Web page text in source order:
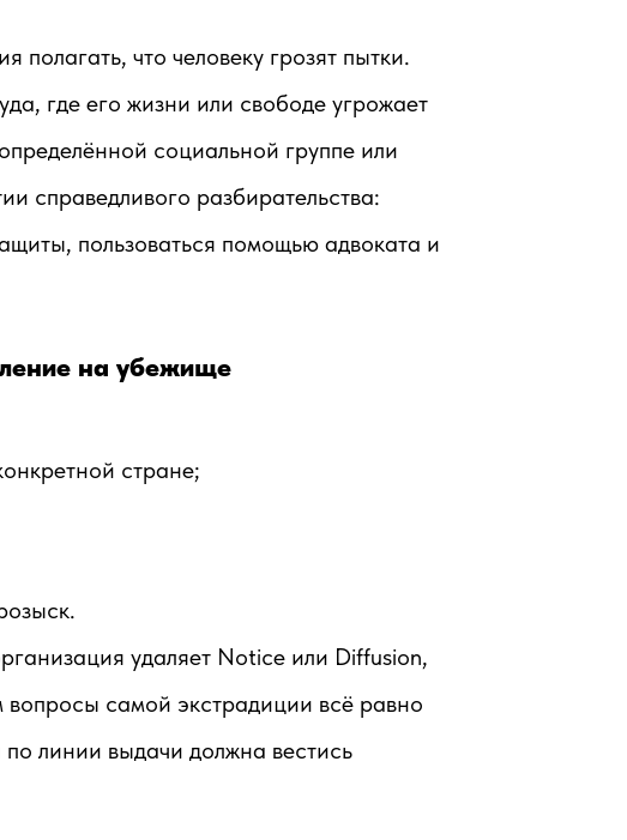
что человеку грозят пытки.
где его жизни или свободе угрожает
социальной группе или
справедливого разбирательства:
пользоваться помощью адвоката и
стране;
удаляет Notice или Diffusion,
самой экстрадиции всё равно
линии выдачи должна вестись
на убежище